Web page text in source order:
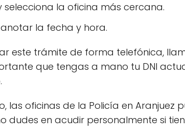
la oficina más cercana.
la fecha y hora.
este trámite de forma telefónica,
que tengas a mano tu DNI
las oficinas de la Policía en Aranjuez
dudes en acudir personalmente si